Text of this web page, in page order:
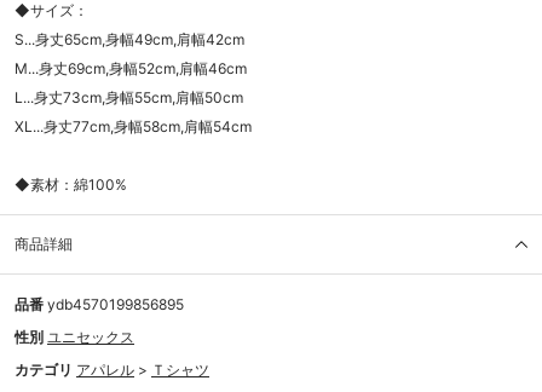
◆サイズ：
S...身丈65cm,身幅49cm,肩幅42cm
M...身丈69cm,身幅52cm,肩幅46cm
L...身丈73cm,身幅55cm,肩幅50cm
XL...身丈77cm,身幅58cm,肩幅54cm
◆素材：綿100%
商品詳細
品番 ydb4570199856895
性別 ユニセックス
カテゴリ アパレル > Ｔシャツ